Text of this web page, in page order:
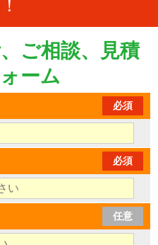
ご相談、見積
ーム
必須
必須
任意